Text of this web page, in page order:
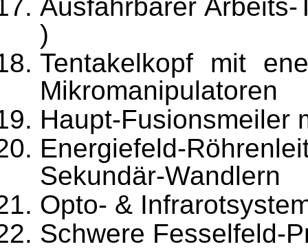
Ausfahrbarer
)
Tentakelkopf mit
Mikromanipula­toren
Haupt-Fusionsmeiler
Energiefeld-
Sekundär-Wandlern
Opto- &
Schwere Fesselfeld-